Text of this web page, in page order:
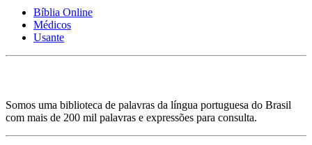
Bíblia Online
Médicos
Usante
Somos uma biblioteca de palavras da língua portuguesa do Brasil
com mais de 200 mil palavras e expressões para consulta.